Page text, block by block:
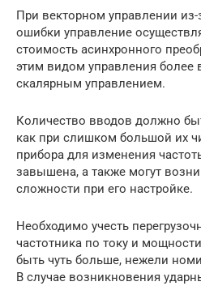
При векторном управлении
ошибки управление
стоимость асинхронного
этим видом управления более
скалярным управлением.
Количество вводов должно
как при слишком большой их
прибора для изменения
завышена, а также могут
сложности при его настройке.
Необходимо учесть
частотника по току и
быть чуть больше, нежели
В случае возникновения